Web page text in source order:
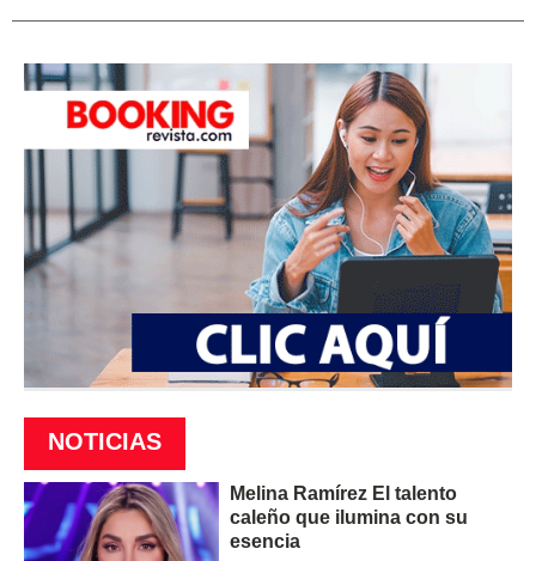
NOTICIAS
Melina Ramírez El talento
caleño que ilumina con su
esencia